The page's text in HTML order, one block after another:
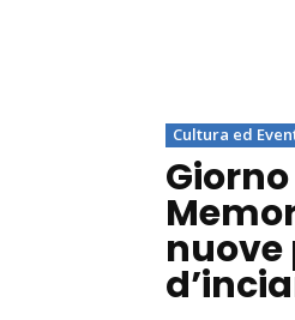
Cultura ed
nuove